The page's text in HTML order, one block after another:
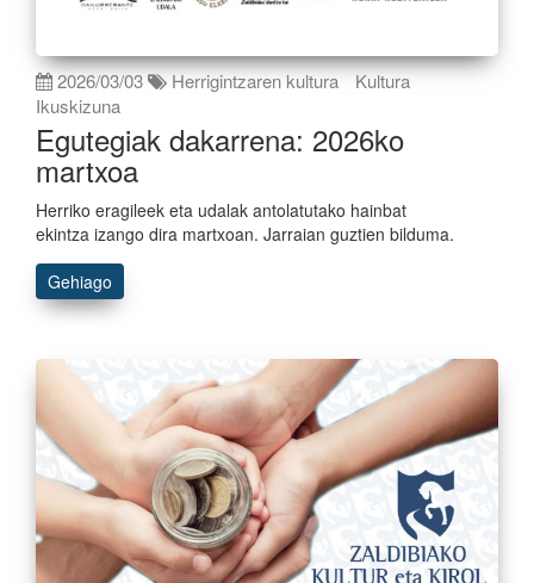
2026/03/03 Herrigintzaren kultura
Kultura
Ikuskizuna
Egutegiak dakarrena: 2026ko
martxoa
Herriko eragileek eta udalak antolatutako hainbat
ekintza izango dira martxoan. Jarraian guztien bilduma.
Gehiago